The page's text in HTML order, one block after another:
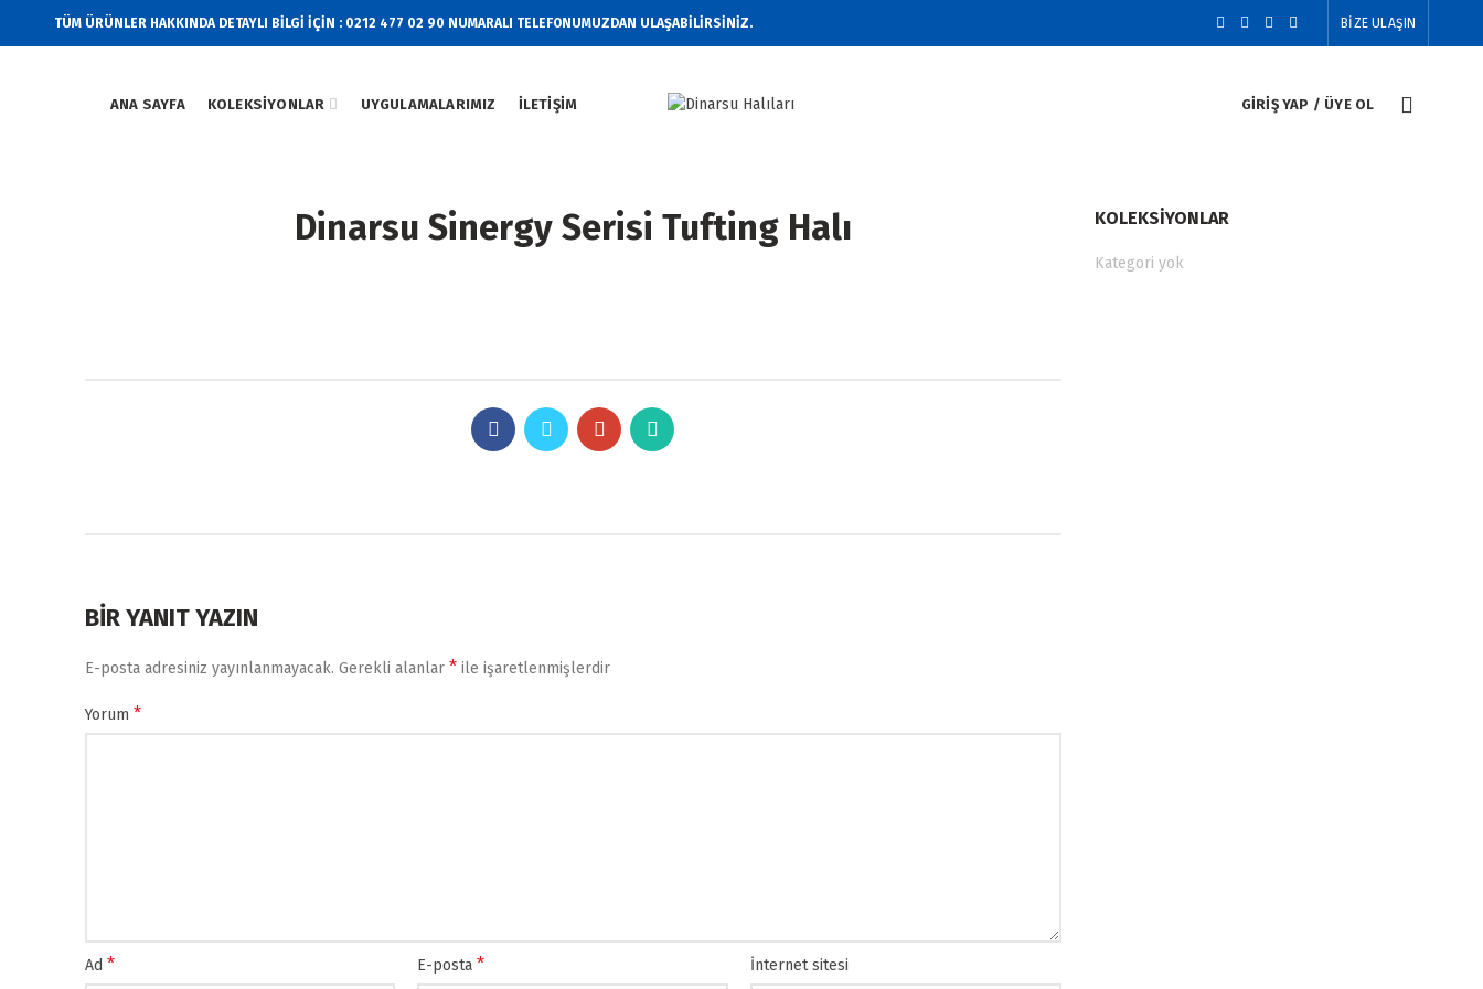
TÜM ÜRÜNLER HAKKINDA DETAYLI BİLGİ İÇİN : 0212 477 02 90 NUMARALI TELEFONUMUZDAN ULAŞABİLİRSİNİZ. BİZE ULAŞIN
ANA SAYFA KOLEKSIYONLAR UYGULAMALARIMIZ İLETIŞIM GIRIŞ YAP / ÜYE OL
Dinarsu Sinergy Serisi Tufting Halı
BIR YANIT YAZIN
E-posta adresiniz yayınlanmayacak. Gerekli alanlar *ile işaretlenmişlerdir
Yorum *
Ad * E-posta* İnternet sitesi
KOLEKSIYONLAR
Kategori yok